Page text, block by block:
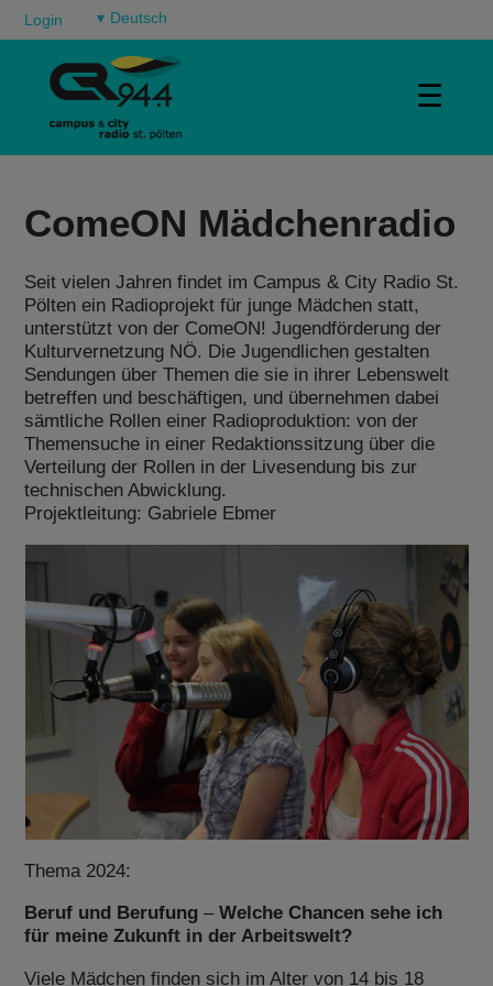
Login ▾
☰
ComeON Mädchenradio
Seit vielen Jahren findet im Campus & City Radio St.
Pölten ein Radioprojekt für junge Mädchen statt,
unterstützt von der ComeON! Jugendförderung der
Kulturvernetzung NÖ. Die Jugendlichen gestalten
Sendungen über Themen die sie in ihrer Lebenswelt
betreffen und beschäftigen, und übernehmen dabei
sämtliche Rollen einer Radioproduktion: von der
Themensuche in einer Redaktionssitzung über die
Verteilung der Rollen in der Livesendung bis zur
technischen Abwicklung.
Projektleitung: Gabriele Ebmer
Thema 2024:
Beruf und Berufung –Welche Chancen sehe ich
für meine Zukunft in der Arbeitswelt?
Viele Mädchen finden sich im Alter von 14 bis 18